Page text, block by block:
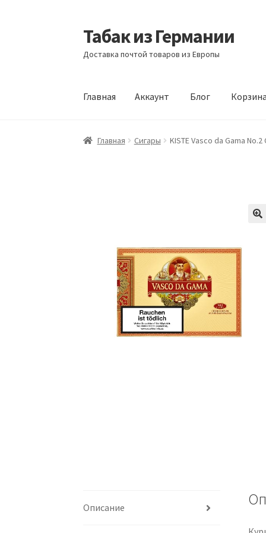
Перейти
к
навигации
Перейти
к
содержимому
Табак из Германии
Доставка почтой товаров из Европы
Главная Аккаунт Блог
Главная Аккаунт Блог Корзина Магазин
Главная Сигары KISTE Vasco da Gama
Описание